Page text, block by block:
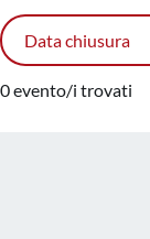
Data chiusura
0 evento/i trovati